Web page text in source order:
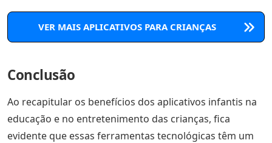
VER MAIS APLICATIVOS PARA CRIANÇAS
Conclusão
Ao recapitular os benefícios dos aplicativos infantis na
educação e no entretenimento das crianças, fica
evidente que essas ferramentas tecnológicas têm um